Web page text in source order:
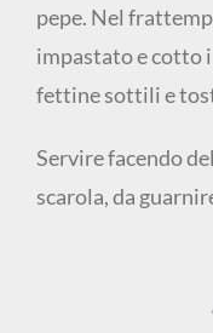
pepe. Nel
impastato e cotto
fettine sottili e
Servire facendo
scarola, da